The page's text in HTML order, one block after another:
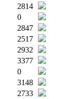
2814
0
2847
2517
2932
3377
0
3148
2733